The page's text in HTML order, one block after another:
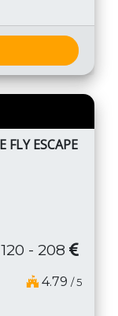
FLY ESCAPE
120 - 208
4.79 / 5